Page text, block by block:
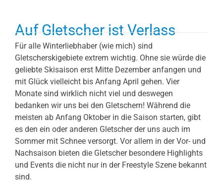
Auf Gletscher ist Verlass
Für alle Winterliebhaber (wie mich) sind
Gletscherskigebiete extrem wichtig. Ohne sie würde die
geliebte Skisaison erst Mitte Dezember anfangen und
mit Glück vielleicht bis Anfang April gehen. Vier
Monate sind wirklich nicht viel und deswegen
bedanken wir uns bei den Gletschern! Während die
meisten ab Anfang Oktober in die Saison starten, gibt
es den ein oder anderen Gletscher der uns auch im
Sommer mit Schnee versorgt. Vor allem in der Vor- und
Nachsaison bieten die Gletscher besondere Highlights
und Events die nicht nur in der Freestyle Szene bekannt
sind.